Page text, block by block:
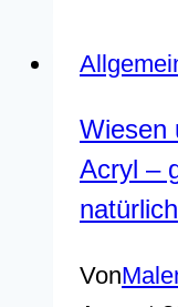
Wiesen
Acryl –
natürlich
Von